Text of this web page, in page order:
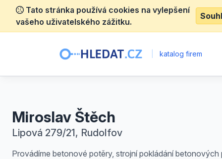
Tato stránka používá cookies na vylepšení
vašeho uživatelského zážitku.
katalog firem
Miroslav Štěch
Lipová 279/21, Rudolfov
Provádíme betonové potěry, strojní pokládání betonových